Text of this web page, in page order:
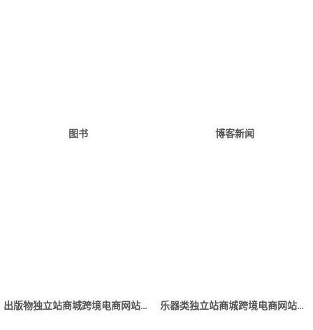
图书 博客新闻
出版物独立站商城跨境电商网站建设制作 乐器类独立站商城跨境电商网站建设制作